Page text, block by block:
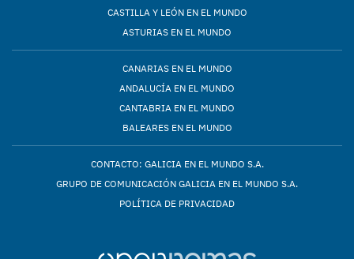
CASTILLA Y LEÓN EN EL MUNDO
ASTURIAS EN EL MUNDO
CANARIAS EN EL MUNDO
ANDALUCÍA EN EL MUNDO
CANTABRIA EN EL MUNDO
BALEARES EN EL MUNDO
CONTACTO: GALICIA EN EL MUNDO S.A.
GRUPO DE COMUNICACIÓN GALICIA EN EL MUNDO S.A.
POLÍTICA DE PRIVACIDAD